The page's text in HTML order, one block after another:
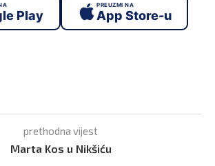
Play
PREUZMI NA
App Store-u
prethodna vijest
Marta Kos u Nikšiću